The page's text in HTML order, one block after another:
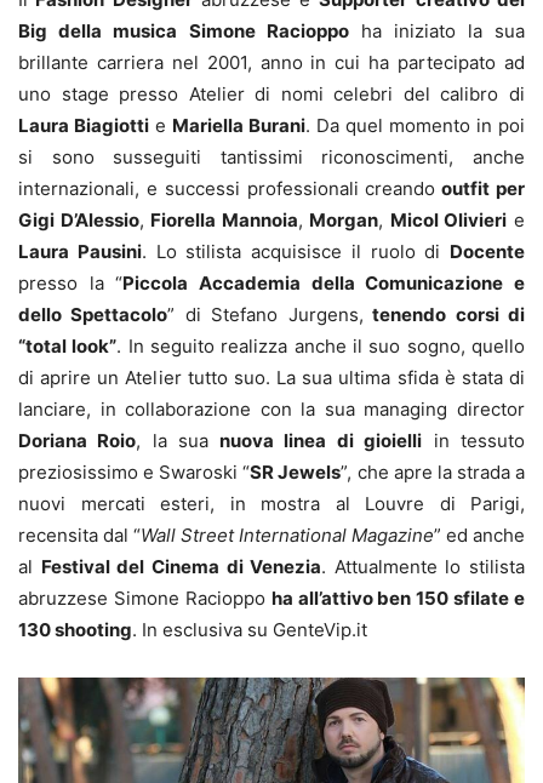
Big della musica Simone Racioppo ha iniziato la sua
brillante carriera nel 2001, anno in cui ha partecipato ad
uno stage presso Atelier di nomi celebri del calibro di
Laura Biagiotti e Mariella Burani. Da quel momento in poi
si sono susseguiti tantissimi riconoscimenti, anche
internazionali, e successi professionali creando outfit per
Gigi D’Alessio, Fiorella Mannoia, Morgan, Micol Olivieri e
Laura Pausini. Lo stilista acquisisce il ruolo di Docente
presso la “Piccola Accademia della Comunicazione e
dello Spettacolo” di Stefano Jurgens, tenendo corsi di
“total look”. In seguito realizza anche il suo sogno, quello
di aprire un Atelier tutto suo. La sua ultima sfida è stata di
lanciare, in collaborazione con la sua managing director
Doriana Roio, la sua nuova linea di gioielli in tessuto
preziosissimo e Swaroski “SR Jewels”, che apre la strada a
nuovi mercati esteri, in mostra al Louvre di Parigi,
recensita dal “Wall Street International Magazine” ed anche
al Festival del Cinema di Venezia. Attualmente lo stilista
abruzzese Simone Racioppo ha all’attivo ben 150 sfilate e
130 shooting. In esclusiva su GenteVip.it